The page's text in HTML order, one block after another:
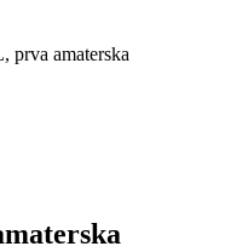
prva amaterska